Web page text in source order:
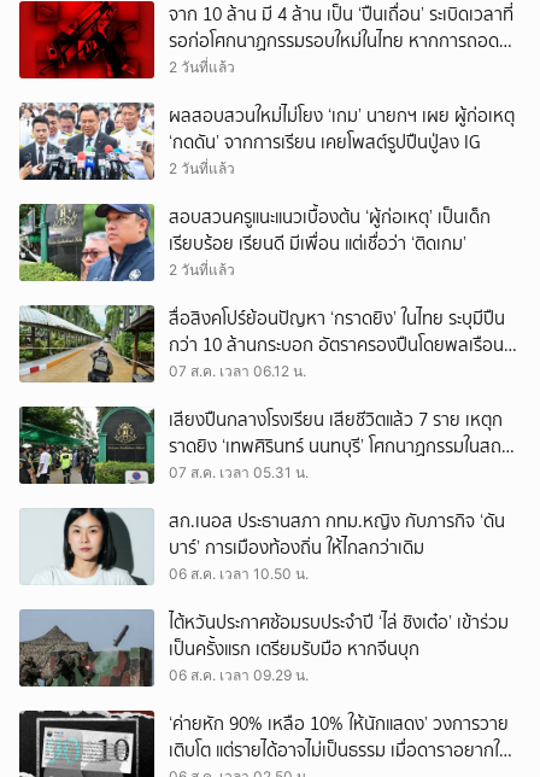
จาก 10 ล้าน มี 4 ล้าน เป็น ‘ปืนเถื่อน’ ระเบิดเวลาที่
รอก่อโศกนาฏกรรมรอบใหม่ในไทย หากการถอดบท
เรียนของรัฐเป็นเพียง ‘ลมปาก’
2 วันที่แล้ว
ผลสอบสวนใหม่ไม่โยง ‘เกม’ นายกฯ เผย ผู้ก่อเหตุ
‘กดดัน’ จากการเรียน เคยโพสต์รูปปืนปู่ลง IG
2 วันที่แล้ว
สอบสวนครูแนะแนวเบื้องต้น ‘ผู้ก่อเหตุ’ เป็นเด็ก
เรียบร้อย เรียนดี มีเพื่อน แต่เชื่อว่า ‘ติดเกม’
2 วันที่แล้ว
สื่อสิงคโปร์ย้อนปัญหา ‘กราดยิง’ ในไทย ระบุมีปืน
กว่า 10 ล้านกระบอก อัตราครองปืนโดยพลเรือน
สูงที่สุดในภูมิภาค
07 ส.ค. เวลา 06.12 น.
เสียงปืนกลางโรงเรียน เสียชีวิตแล้ว 7 ราย เหตุก
ราดยิง ‘เทพศิรินทร์ นนทบุรี’ โศกนาฏกรรมในสถาน
ศึกษา ครั้งที่ 2 ในรอบปี
07 ส.ค. เวลา 05.31 น.
สก.เนอส ประธานสภา กทม.หญิง กับภารกิจ ‘ดัน
บาร์’ การเมืองท้องถิ่น ให้ไกลกว่าเดิม
06 ส.ค. เวลา 10.50 น.
ไต้หวันประกาศซ้อมรบประจำปี ‘ไล่ ชิงเต๋อ’ เข้าร่วม
เป็นครั้งแรก เตรียมรับมือ หากจีนบุก
06 ส.ค. เวลา 09.29 น.
‘ค่ายหัก 90% เหลือ 10% ให้นักแสดง’ วงการวาย
เติบโต แต่รายได้อาจไม่เป็นธรรม เมื่อดาราอยากให้มี